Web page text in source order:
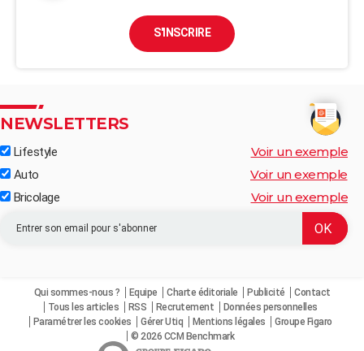
S'INSCRIRE
NEWSLETTERS
Lifestyle Voir un exemple
Auto Voir un exemple
Bricolage Voir un exemple
Qui sommes-nous ? Equipe Charte éditoriale Publicité
Contact
Tous les articles
RSS Recrutement
Données personnelles
Paramétrer les cookies
Gérer Utiq Mentions légales
Groupe Figaro
© 2026 CCM Benchmark